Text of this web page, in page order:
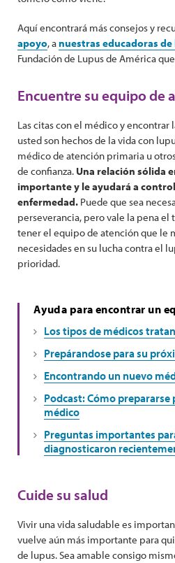
Aquí encontrará más consejos y
apoyo, anuestras educadoras de
Fundación de Lupus de América
Encuentre su equipo de
Las citas con el médico y
usted son hechos de la vida con
médico de atención primaria u
de confianza. Una relación sólida
importante y le ayudará a
enfermedad. Puede que sea
perseverancia, pero vale la pena el
tener el equipo de atención que le
necesidades en su lucha contra el
prioridad.
Ayuda para encontrar un
Los tipos de médicos
Prepárandose para su
Encontrando un nuevo
Podcast: Cómo prepararse
médico
Preguntas importantes
diagnosticaron
Cuide su salud
Vivir una vida saludable es
vuelve aún más importante para
de lupus. Sea amable consigo